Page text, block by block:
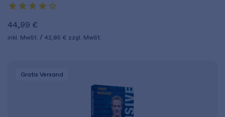
44,99 €
inkl. MwSt. 42,05 € zzgl. MwSt.
Gratis Versand